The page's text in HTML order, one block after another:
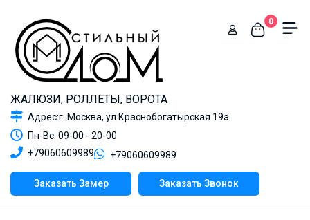
ЖАЛЮЗИ, РОЛЛЕТЫ, ВОРОТА
Адрес:г. Москва, ул Краснобогатырская 19а
Пн-Вс: 09-00 - 20-00
+79060609989
+79060609989
Заказать Замер Заказать Звонок
0